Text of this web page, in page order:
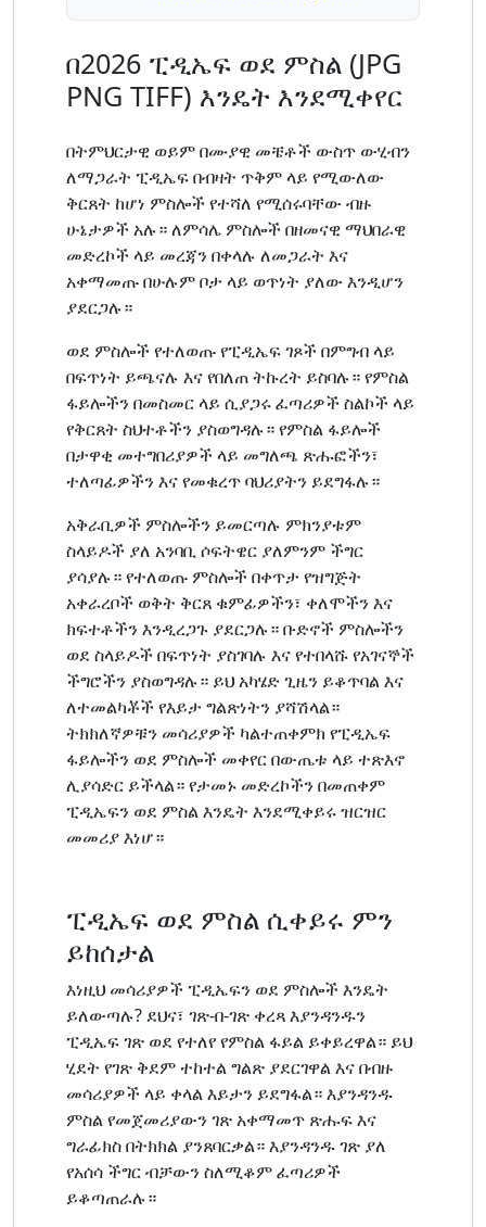
በ2026 ፒዲኤፍ ወደ ምስል (JPG
PNG TIFF) እንዴት እንደሚቀየር
በትምህርታዊ ወይም በሙያዊ መቼቶች ውስጥ ውሂብን
ለማጋራት ፒዲኤፍ በብዛት ጥቅም ላይ የሚውለው
ቅርጸት ከሆነ ምስሎች የተሻለ የሚሰሩባቸው ብዙ
ሁኔታዎች አሉ። ለምሳሌ ምስሎች በዘመናዊ ማህበራዊ
መድረኮች ላይ መረጃን በቀላሉ ለመጋራት እና
አቀማመጡ በሁሉም ቦታ ላይ ወጥነት ያለው እንዲሆን
ያደርጋሉ።
ወደ ምስሎች የተለወጡ የፒዲኤፍ ገጾች በምግብ ላይ
በፍጥነት ይጫናሉ እና የበለጠ ትኩረት ይስባሉ። የምስል
ፋይሎችን በመስመር ላይ ሲያጋሩ ፈጣሪዎች ስልኮች ላይ
የቅርጸት ስህተቶችን ያስወግዳሉ። የምስል ፋይሎች
በታዋቂ መተግበሪያዎች ላይ መግለጫ ጽሑፎችን፣
ተለጣፊዎችን እና የመቁረጥ ባህሪያትን ይደግፋሉ።
አቅራቢዎች ምስሎችን ይመርጣሉ ምክንያቱም
ስላይዶች ያለ አንባቢ ሶፍትዌር ያለምንም ችግር
ያሳያሉ። የተለወጡ ምስሎች በቀጥታ የዝግጅት
አቀራረቦች ወቅት ቅርጸ ቁምፊዎችን፣ ቀለሞችን እና
ክፍተቶችን እንዲረጋጉ ያደርጋሉ። ቡድኖች ምስሎችን
ወደ ስላይዶች በፍጥነት ያስገባሉ እና የተበላሹ የአገናኞች
ችግሮችን ያስወግዳሉ። ይህ አካሄድ ጊዜን ይቆጥባል እና
ለተመልካቾች የእይታ ግልጽነትን ያሻሽላል።
ትክክለኛዎቹን መሳሪያዎች ካልተጠቀምክ የፒዲኤፍ
ፋይሎችን ወደ ምስሎች መቀየር በውጤቱ ላይ ተጽእኖ
ሊያሳድር ይችላል። የታመኑ መድረኮችን በመጠቀም
ፒዲኤፍን ወደ ምስል እንዴት እንደሚቀይሩ ዝርዝር
መመሪያ እነሆ።
ፒዲኤፍ ወደ ምስል ሲቀይሩ ምን
ይከሰታል
እነዚህ መሳሪያዎች ፒዲኤፍን ወደ ምስሎች እንዴት
ይለውጣሉ? ደህና፣ ገጽ-በ-ገጽ ቀረጻ እያንዳንዱን
ፒዲኤፍ ገጽ ወደ የተለየ የምስል ፋይል ይቀይረዋል። ይህ
ሂደት የገጽ ቅደም ተከተል ግልጽ ያደርገዋል እና በብዙ
መሳሪያዎች ላይ ቀላል እይታን ይደግፋል። እያንዳንዱ
ምስል የመጀመሪያውን ገጽ አቀማመጥ ጽሑፍ እና
ግራፊክስ በትክክል ያንጸባርቃል። እያንዳንዱ ገጽ ያለ
የአሰሳ ችግር ብቻውን ስለሚቆም ፈጣሪዎች
ይቆጣጠራሉ።